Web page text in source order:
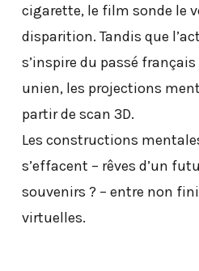
cigarette, le film sonde le
disparition. Tandis que
s’inspire du passé
unien, les projections
partir de scan 3D.
Les constructions
s’effacent – rêves d’un
souvenirs ? – entre non
virtuelles.